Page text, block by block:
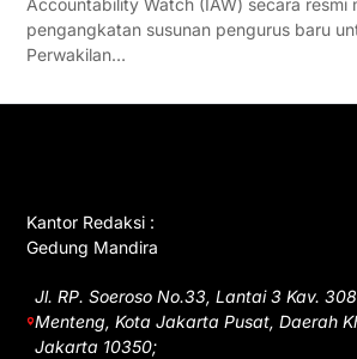
Accountability Watch (IAW) secara resmi
pengangkatan susunan pengurus baru
Perwakilan…
Kantor Redaksi :
Gedung Mandira
Jl. RP. Soeroso No.33, Lantai 3 Kav.
Menteng, Kota Jakarta Pusat, Daerah
Jakarta 10350;